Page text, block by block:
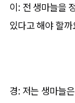
이: 전 생마늘을
있다고 해야 할까
경: 저는 생마늘